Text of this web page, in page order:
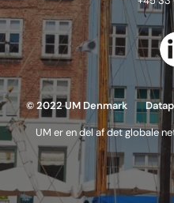
© 2022 UM Denmark
UM er en del af det globale